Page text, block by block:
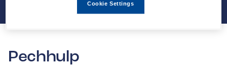
Pechhulp
Cookie Settings